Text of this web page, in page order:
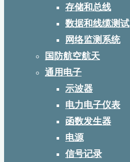
存储和总线
数据和线缆测试
网络监测系统
国防航空航天
通用电子
示波器
电力电子仪表
函数发生器
电源
信号记录